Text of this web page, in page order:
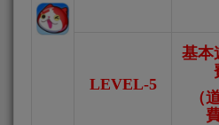
LEVEL-5
基本
（